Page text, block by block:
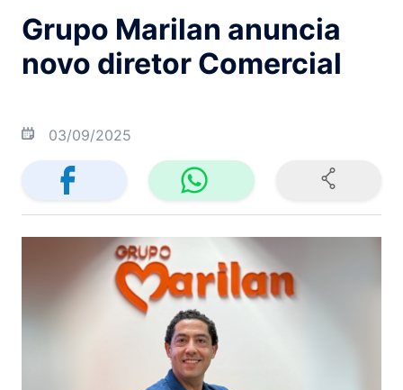
Grupo Marilan anuncia
novo diretor Comercial
03/09/2025